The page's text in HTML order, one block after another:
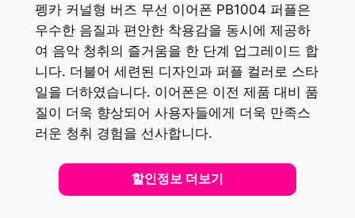
펭카 커널형 버즈 무선 이어폰 PB1004 퍼플은
우수한 음질과 편안한 착용감을 동시에 제공하
여 음악 청취의 즐거움을 한 단계 업그레이드 합
니다. 더불어 세련된 디자인과 퍼플 컬러로 스타
일을 더하였습니다. 이어폰은 이전 제품 대비 품
질이 더욱 향상되어 사용자들에게 더욱 만족스
러운 청취 경험을 선사합니다.
할인정보 더보기